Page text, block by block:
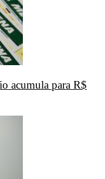
acumula para R$